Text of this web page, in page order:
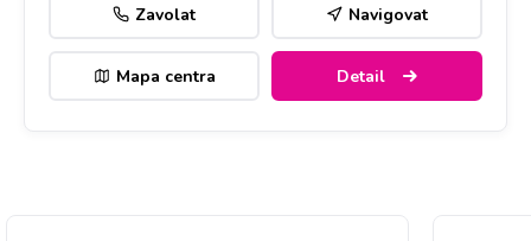
Zavolat Navigovat
Mapa centra Detail